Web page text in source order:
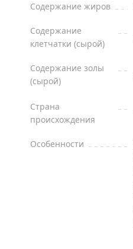
Содержание жиров
Содержание
клетчатки (сырой)
Содержание золы
(сырой)
Страна
происхождения
Особенности